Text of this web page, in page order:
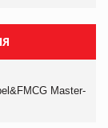
Master-